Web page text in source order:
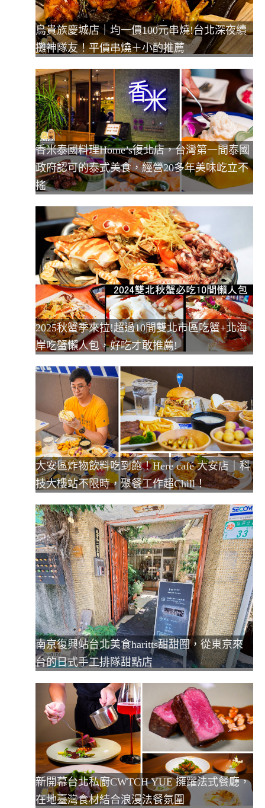
鳥貴族慶城店｜均一價100元串燒!台北深夜續
攤神隊友！平價串燒＋小酌推薦
香米泰國料理Home’s復北店，台灣第一間泰國
政府認可的泰式美食，經營20多年美味屹立不
搖
2025秋蟹季來拉!超過10間雙北市區吃蟹+北海
岸吃蟹懶人包，好吃才敢推薦!
大安區炸物飲料吃到飽！Here café 大安店｜科
技大樓站不限時，聚餐工作超Chill！
南京復興站台北美食haritts甜甜圈，從東京來
台的日式手工排隊甜點店
新開幕台北私廚CWTCH YUE 擁躍法式餐廳，
在地臺灣食材結合浪漫法餐氛圍